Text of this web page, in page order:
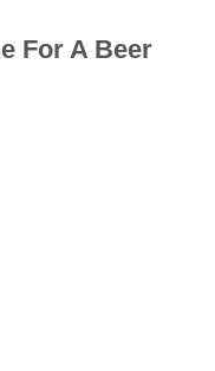
For A Beer